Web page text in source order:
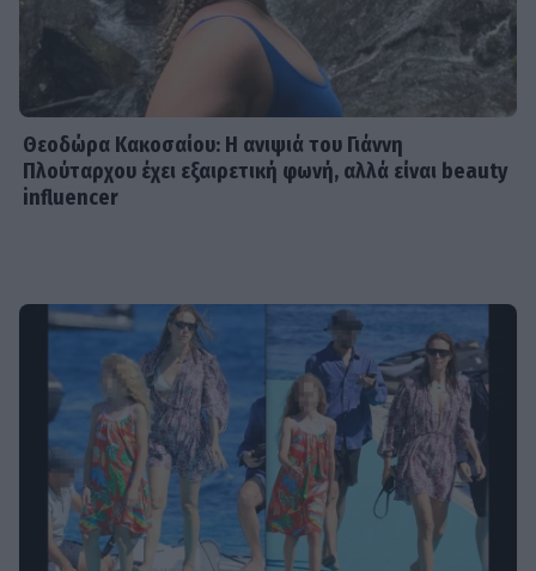
Θεοδώρα Κακοσαίου: Η ανιψιά του Γιάννη
Πλούταρχου έχει εξαιρετική φωνή, αλλά είναι beauty
influencer